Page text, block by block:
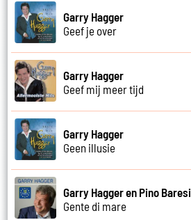
Garry Hagger
Geef je over
Garry Hagger
Geef mij meer tijd
Garry Hagger
Geen illusie
Garry Hagger en Pino Baresi
Gente di mare